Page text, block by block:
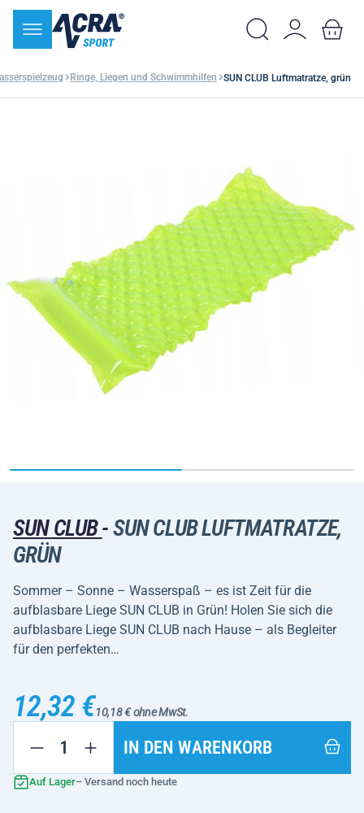
Ringe, Liegen und Schwimmhilfen SUN CLUB Luftmatratze, grün
SUN CLUB-SUN CLUB LUFTMATRATZE,
GRÜN
Sommer – Sonne – Wasserspaß – es ist Zeit für die
aufblasbare Liege SUN CLUB in Grün! Holen Sie sich die
aufblasbare Liege SUN CLUB nach Hause – als Begleiter
für den perfekten…
12,32 €10,18 € ohne MwSt.
IN DEN WARENKORB
Auf Lager– Versand noch heute